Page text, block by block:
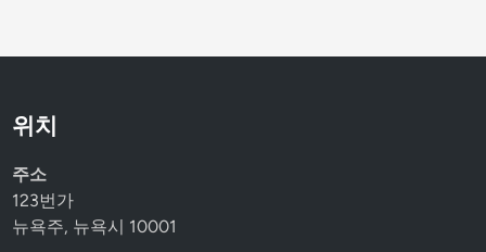
위치
주소
123번가
뉴욕주, 뉴욕시 10001